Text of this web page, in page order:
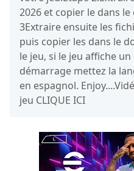
2026 et copier le dans
3Extraire ensuite les
puis copier les dans le
le jeu, si le jeu affiche
démarrage mettez la
en espagnol.
jeu CLIQUE ICI